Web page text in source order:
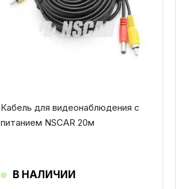
Кабель для видеонаблюдения с
питанием NSCAR 20м
В НАЛИЧИИ